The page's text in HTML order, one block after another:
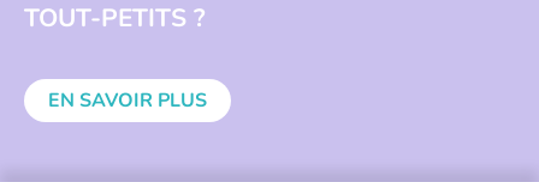
TOUT-PETITS ?
EN SAVOIR PLUS